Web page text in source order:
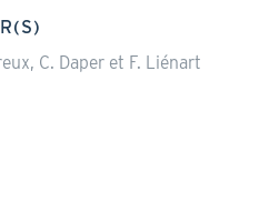
C. Daper et F. Liénart